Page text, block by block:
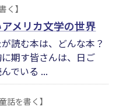
く】
メリカ文学の世界
読む本は、どんな本？
期す皆さんは、日ご
でいる ...
話を書く】